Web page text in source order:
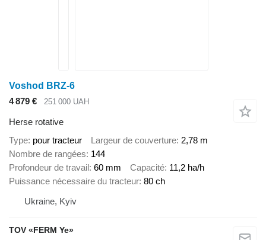
Voshod BRZ-6
4 879 €
251 000 UAH
Herse rotative
Type pour tracteur Largeur de couverture 2,78 m
Nombre de rangées 144
Profondeur de travail 60 mm Capacité 11,2 ha/h
Puissance nécessaire du tracteur 80 ch
Ukraine, Kyiv
TOV «FERM Ye»